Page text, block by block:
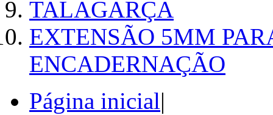
TALAGARÇA
EXTENSÃO 5MM
ENCADERNAÇÃO
Página inicial|